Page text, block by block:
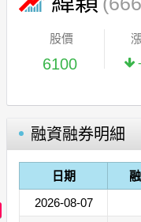
股價
6100
融資融券明細
日期
2026-08-07